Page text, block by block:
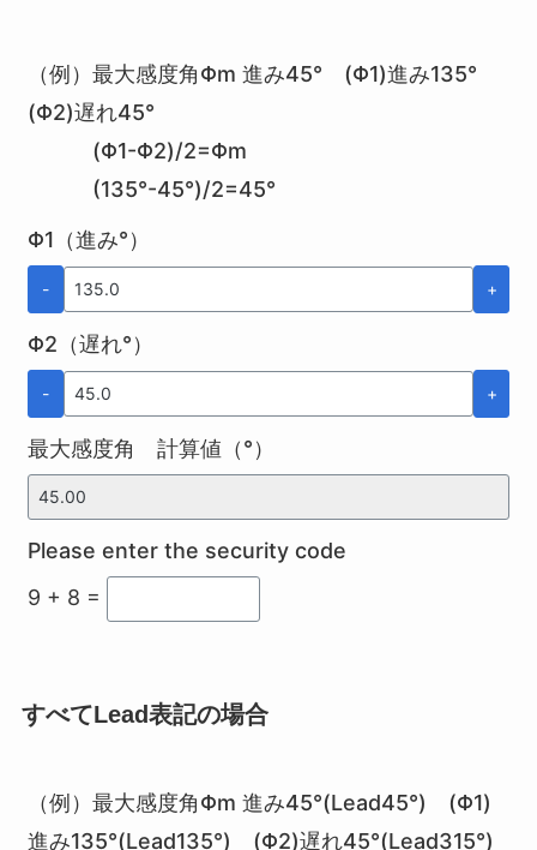
（例）最大感度角Φm 進み45° (Φ1)進み135°
(Φ2)遅れ45°
(Φ1-Φ2)/2=Φm
(135°-45°)/2=45°
Φ1（進み°）
- +
Φ2（遅れ°）
- +
最大感度角 計算値（°）
Please enter the security code
9 + 8 =
すべてLead表記の場合
（例）最大感度角Φm 進み45°(Lead45°) (Φ1)
進み135°(Lead135°) (Φ2)遅れ45°(Lead315°)